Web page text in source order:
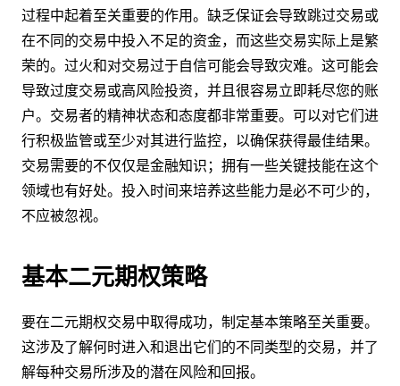
过程中起着至关重要的作用。缺乏保证会导致跳过交易或
在不同的交易中投入不足的资金，而这些交易实际上是繁
荣的。过火和对交易过于自信可能会导致灾难。这可能会
导致过度交易或高风险投资，并且很容易立即耗尽您的账
户。交易者的精神状态和态度都非常重要。可以对它们进
行积极监管或至少对其进行监控，以确保获得最佳结果。
交易需要的不仅仅是金融知识；拥有一些关键技能在这个
领域也有好处。投入时间来培养这些能力是必不可少的，
不应被忽视。
基本二元期权策略
要在二元期权交易中取得成功，制定基本策略至关重要。
这涉及了解何时进入和退出它们的不同类型的交易，并了
解每种交易所涉及的潜在风险和回报。